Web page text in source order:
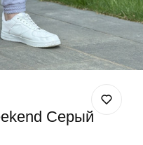
Серый